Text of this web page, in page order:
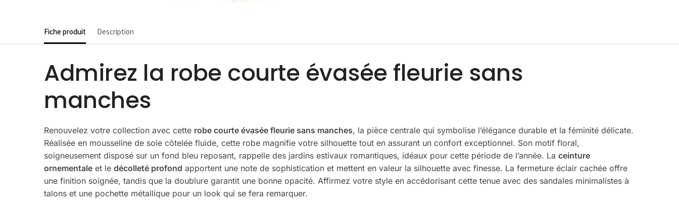
Fiche produit Description
Admirez la robe courte évasée fleurie sans
manches
Renouvelez votre collection avec cette robe courte évasée fleurie sans manches, la pièce centrale qui symbolise l’élégance durable et la féminité délicate.
Réalisée en mousseline de soie côtelée fluide, cette robe magnifie votre silhouette tout en assurant un confort exceptionnel. Son motif floral,
soigneusement disposé sur un fond bleu reposant, rappelle des jardins estivaux romantiques, idéaux pour cette période de l’année. Laceinture
ornementale et ledécolleté profond apportent une note de sophistication et mettent en valeur la silhouette avec finesse. La fermeture éclair cachée offre
une finition soignée, tandis que la doublure garantit une bonne opacité. Affirmez votre style en accédorisant cette tenue avec des sandales minimalistes à
talons et une pochette métallique pour un look qui se fera remarquer.